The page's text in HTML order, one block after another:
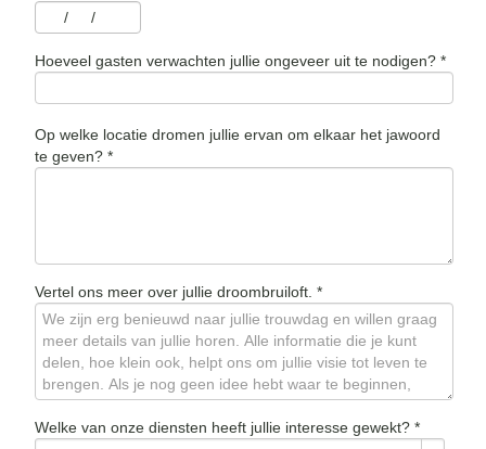
/
/
Hoeveel gasten verwachten jullie ongeveer uit te nodigen? *
Op welke locatie dromen jullie ervan om elkaar het jawoord
te geven? *
Vertel ons meer over jullie droombruiloft. *
Welke van onze diensten heeft jullie interesse gewekt? *